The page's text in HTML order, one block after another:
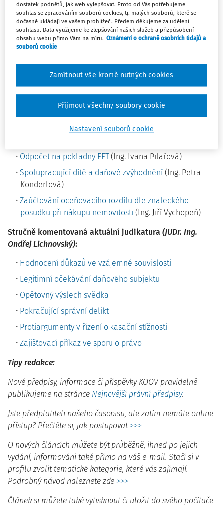
soudu(Mgr. Jiří Soukop)
Účetnictví společenství vlastníků jednotek – 1. část
Naděžda Klainová)
Pár poznámek k interpretaci daňového řádu
Alena Kohoutková)
Nové odpovědi na vaše dotazy z poradny
Vratné obaly – rozpuštění do účetnictví (Ing. Ivana
Příjmy společníka společnosti pro daň z příjmů
Odpočet na pokladny EET (Ing. Ivana Pilařová)
Spolupracující dítě a daňové zvýhodnění (Ing. Petra
Konderlová)
Zaúčtování oceňovacího rozdílu dle znaleckého
posudku při nákupu nemovitosti (Ing. Jiří Vychopeň)
Stručně komentovaná aktuální judikatura (JUDr. Ing.
Ondřej Lichnovský):
Hodnocení důkazů ve vzájemné souvislosti
Legitimní očekávání daňového subjektu
Opětovný výslech svědka
Pokračující správní delikt
Protiargumenty v řízení o kasační stížnosti
Zajišťovací příkaz ve sporu o právo
Tipy redakce:
Nové předpisy, informace či příspěvky KOOV pravidelně
publikujeme na stránce Nejnovější právní předpisy.
Jste předplatiteli našeho časopisu, ale zatím nemáte online
přístup? Přečtěte si, jak postupovat >>>
O nových článcích můžete být průběžně, ihned po jejich
vydání, informováni také přímo na váš e-mail. Stačí si v
profilu zvolit tematické kategorie, které vás zajímají.
Podrobný návod naleznete zde >>>
Článek si můžete také vytisknout či uložit do svého počítače
dostatek podnětů, jak web vylepšovat. Proto od Vás potřebujeme
souhlas se zpracováním souborů cookies, tj. malých souborů, které se
dočasně ukládají ve vašem prohlížeči. Předem děkujeme za udělení
souhlasu. Data využijeme ke zlepšování našich služeb a přizpůsobení
obsahu webu přímo Vám na míru. Oznámení o ochraně osobních údajů a
souborů cookie
Nastavení souborů cookie
Zamítnout vše kromě nutných cookies
Přijmout všechny soubory cookie